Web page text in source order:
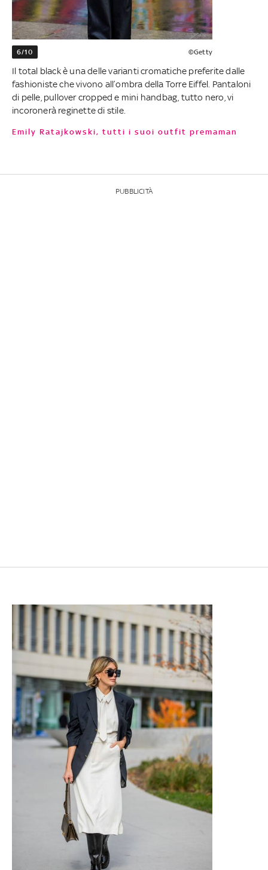
6/10 ©Getty
Il total black è una delle varianti cromatiche preferite dalle
fashioniste che vivono all’ombra della Torre Eiffel. Pantaloni
di pelle, pullover cropped e mini handbag, tutto nero, vi
incoronerà reginette di stile.
Emily Ratajkowski, tutti i suoi outfit premaman
PUBBLICITÀ